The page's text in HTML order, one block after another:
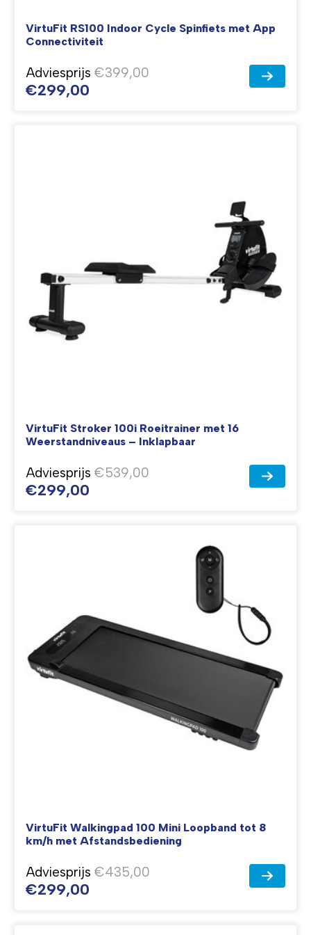
VirtuFit RS100 Indoor Cycle Spinfiets met App
Connectiviteit
Adviesprijs €399,00
€299,00
VirtuFit Stroker 100i Roeitrainer met 16
Weerstandniveaus – Inklapbaar
Adviesprijs €539,00
€299,00
VirtuFit Walkingpad 100 Mini Loopband tot 8
km/h met Afstandsbediening
Adviesprijs €435,00
€299,00